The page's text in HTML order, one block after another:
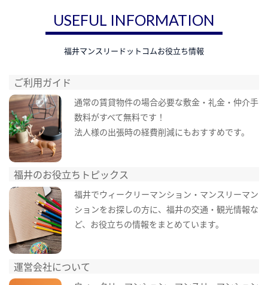
USEFUL INFORMATION
福井マンスリードットコムお役立ち情報
ご利用ガイド
通常の賃貸物件の場合必要な敷金・礼金・仲介手
数料がすべて無料です！
法人様の出張時の経費削減にもおすすめです。
福井のお役立ちトピックス
福井でウィークリーマンション・マンスリーマン
ションをお探しの方に、福井の交通・観光情報な
ど、お役立ちの情報をまとめています。
運営会社について